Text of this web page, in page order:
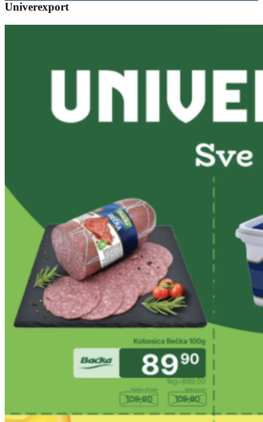
Univerexport